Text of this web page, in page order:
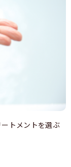
トメントを選ぶ